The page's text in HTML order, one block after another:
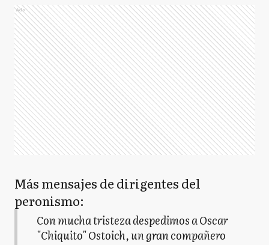
Ads
Más mensajes de dirigentes del
peronismo:
Con mucha tristeza despedimos a Oscar
"Chiquito" Ostoich, un gran compañero